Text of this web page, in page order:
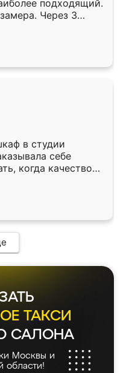
подходящий.
Через 3
Остались
Ренессанс
работу!
в студии
себе
когда качеством
кухня уже почти
ТАКСИ
САЛОНА
Москвы и
области!